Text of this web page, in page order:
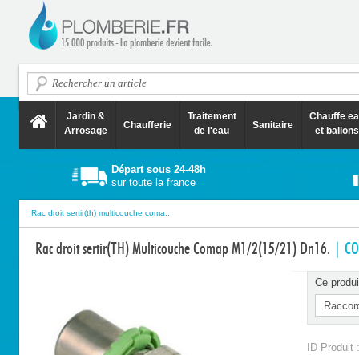
Jardin &
Arrosage
Chaufferie
Traitement
de l'eau
Sanitaire
Chauffe
et ballons
Départ sous 24-48h
sur toute la france
Rac droit sertir(th) multicouche coma...
Rac droit sertir(TH) Multicouche Comap M1/2(15/21) Dn16. |
Ce
ID Produit